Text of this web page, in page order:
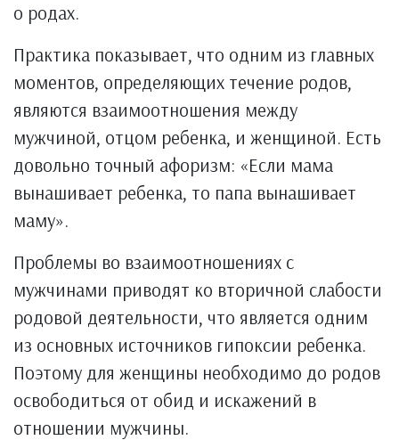
о родах.
Практика показывает, что одним из главных
моментов, определяющих течение родов,
являются взаимоотношения между
мужчиной, отцом ребенка, и женщиной. Есть
довольно точный афоризм: «Если мама
вынашивает ребенка, то папа вынашивает
маму».
Проблемы во взаимоотношениях с
мужчинами приводят ко вторичной слабости
родовой деятельности, что является одним
из основных источников гипоксии ребенка.
Поэтому для женщины необходимо до родов
освободиться от обид и искажений в
отношении мужчины.